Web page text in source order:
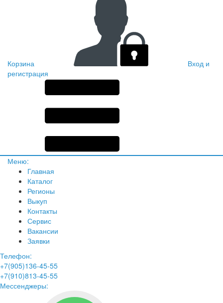
Корзина
Вход и
регистрация
Меню:
Главная
Каталог
Регионы
Выкуп
Контакты
Сервис
Вакансии
Заявки
Телефон:
+7(905)136-45-55
+7(910)813-45-55
Мессенджеры: